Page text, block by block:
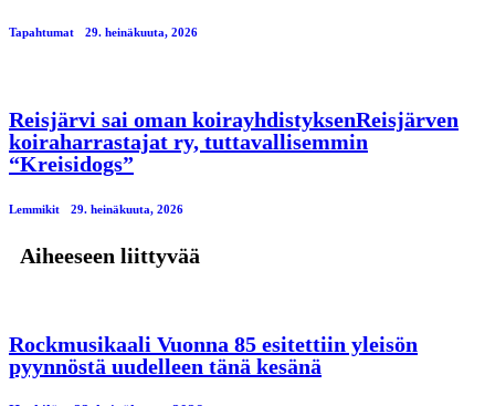
Tapahtumat 29. heinäkuuta, 2026
Reisjärvi sai oman koirayhdistyksenReisjärven
koiraharrastajat ry, tuttavallisemmin
“Kreisidogs”
Lemmikit 29. heinäkuuta, 2026
Aiheeseen liittyvää
Rockmusikaali Vuonna 85 esitettiin yleisön
pyynnöstä uudelleen tänä kesänä